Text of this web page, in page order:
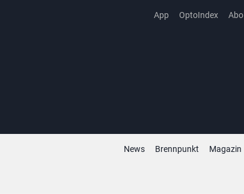
App OptoIndex Abo
News Brennpunkt Magazin